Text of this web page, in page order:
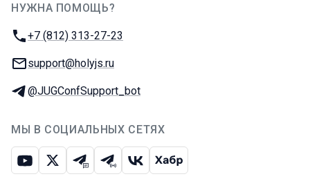
НУЖНА ПОМОЩЬ?
Телефон:
+7 (812) 313-27-23
E-mail:
support@holyjs.ru
Телеграм:
@JUGConfSupport_bot
МЫ В СОЦИАЛЬНЫХ СЕТЯХ
ЮтубИкс Телеграм-чат
Телеграм-канал
ВКонтакте
Хабр